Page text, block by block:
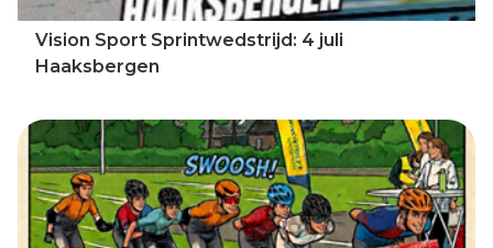
Vision Sport Sprintwedstrijd: 4 juli
Haaksbergen